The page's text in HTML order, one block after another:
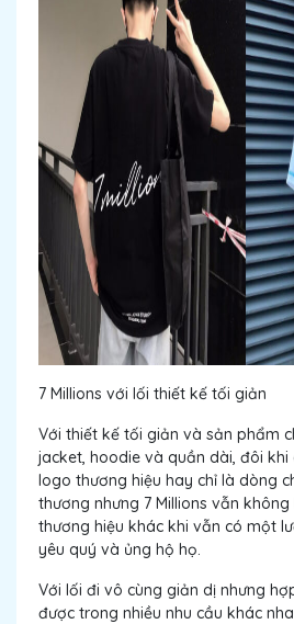
7 Millions với lối thiết kế tối giản
Với thiết kế tối giản và sản phẩm
jacket, hoodie và quần dài, đôi khi
logo thương hiệu hay chỉ là dòng
thương nhưng 7 Millions vẫn
thương hiệu khác khi vẫn có một
yêu quý và ủng hộ họ.
Với lối đi vô cùng giản dị nhưng
được trong nhiều nhu cầu khác